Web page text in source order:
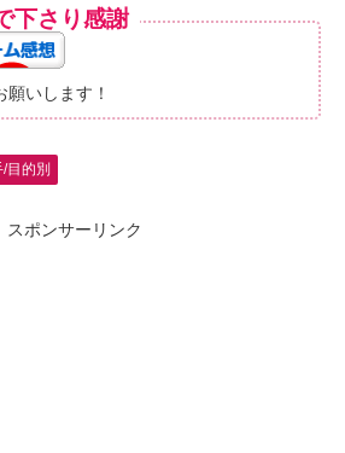
下さり感謝
願いします！
目的別
スポンサーリンク